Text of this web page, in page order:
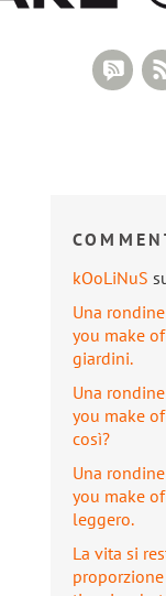
kOoLiNuS
Una
you make
giardini.
Una
you make
così?
Una
you make
leggero.
La vita si